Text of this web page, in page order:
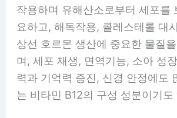
작용하며 유해산소로부터 세포를
요하고, 해독작용, 콜레스테롤 대
상선 호르몬 생산에 중요한 물질
며, 세포 재생, 면역기능, 소아 성
력과 기억력 증진, 신경 안정에도
는 비타민 B12의 구성 성분이기